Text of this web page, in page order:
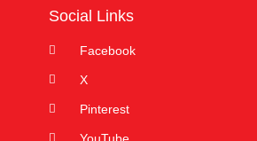
Social Links
Facebook
X
Pinterest